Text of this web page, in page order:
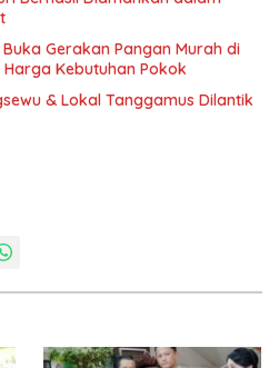
Gerakan Pangan Murah di
Kebutuhan Pokok
& Lokal Tanggamus Dilantik